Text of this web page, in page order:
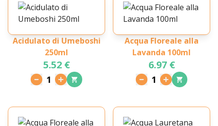
Acidulato di Umeboshi
250ml
5.52 €
1
Acqua Floreale alla
Lavanda 100ml
6.97 €
1